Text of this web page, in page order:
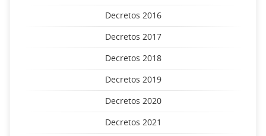
Decretos 2016
Decretos 2017
Decretos 2018
Decretos 2019
Decretos 2020
Decretos 2021